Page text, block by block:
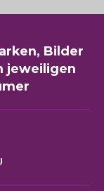
Bilder
jeweiligen